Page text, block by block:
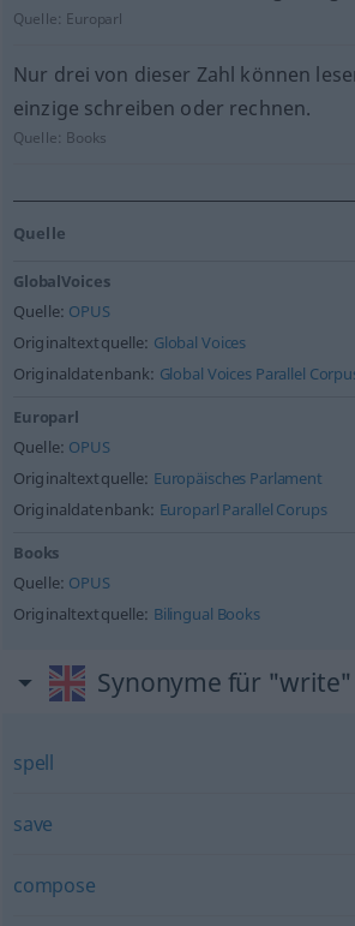
Quelle: Europarl
Nur drei von dieser Zahl können
einzige schreiben oder rechnen.
Quelle: Books
Quelle
GlobalVoices
Quelle: OPUS
Originaltextquelle: Global Voices
Originaldatenbank: Global Voices Parallel
Europarl
Quelle: OPUS
Originaltextquelle: Europäisches Parlament
Originaldatenbank: Europarl Parallel Corups
Books
Quelle: OPUS
Originaltextquelle: Bilingual Books
Synonyme für "write"
spell
save
compose